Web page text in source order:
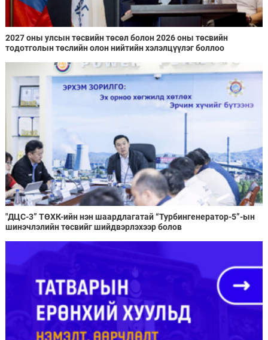
2027 оны улсын төсвийн төсөл болон 2026 оны төсвийн
тодотголын төслийн олон нийтийн хэлэлцүүлэг боллоо
"ДЦС-3” ТӨХК-ийн нэн шаардлагатай “Турбингенератор-5”-ын
шинэчлэлийн төсвийг шийдвэрлэхээр болов